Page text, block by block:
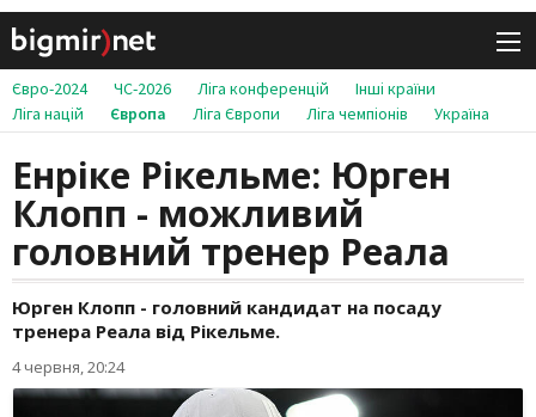
Євро-2024 ЧС-2026 Ліга конференцій
Інші країни
Ліга націй
Європа Ліга Європи Ліга чемпіонів Україна
Енріке Рікельме: Юрген
Клопп - можливий
головний тренер Реала
Юрген Клопп - головний кандидат на посаду
тренера Реала від Рікельме.
4 червня, 20:24